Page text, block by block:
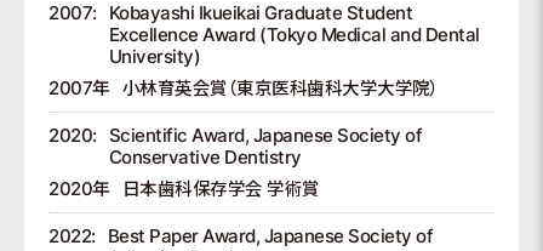
2007:
Kobayashi Ikueikai Graduate Student
Excellence Award (Tokyo Medical and Dental
University)
2020:
Scientific Award, Japanese Society of
Conservative Dentistry
2022:
Best Paper Award, Japanese Society of
2007年 小林育英会賞（東京医科歯科大学大学院）
2020年 日本歯科保存学会 学術賞